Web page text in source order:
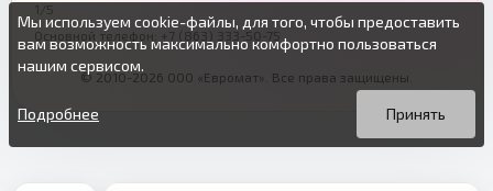
1/5
Основной телефон:
+7 (863) 333-50-75
© 2010-2026 ООО «Евромат». Все права защищены.
Мы используем cookie-файлы, для того, чтобы предоставить
вам возможность максимально комфортно пользоваться
нашим сервисом.
Вы можете подробнее прочитать о cookie-файлах в открытых
источниках или изменить настройки своего браузера.
Продолжая пользоваться данным сайтом без изменения
настроек вы даете согласие на использование ваших cookie-
Принять
Подробнее